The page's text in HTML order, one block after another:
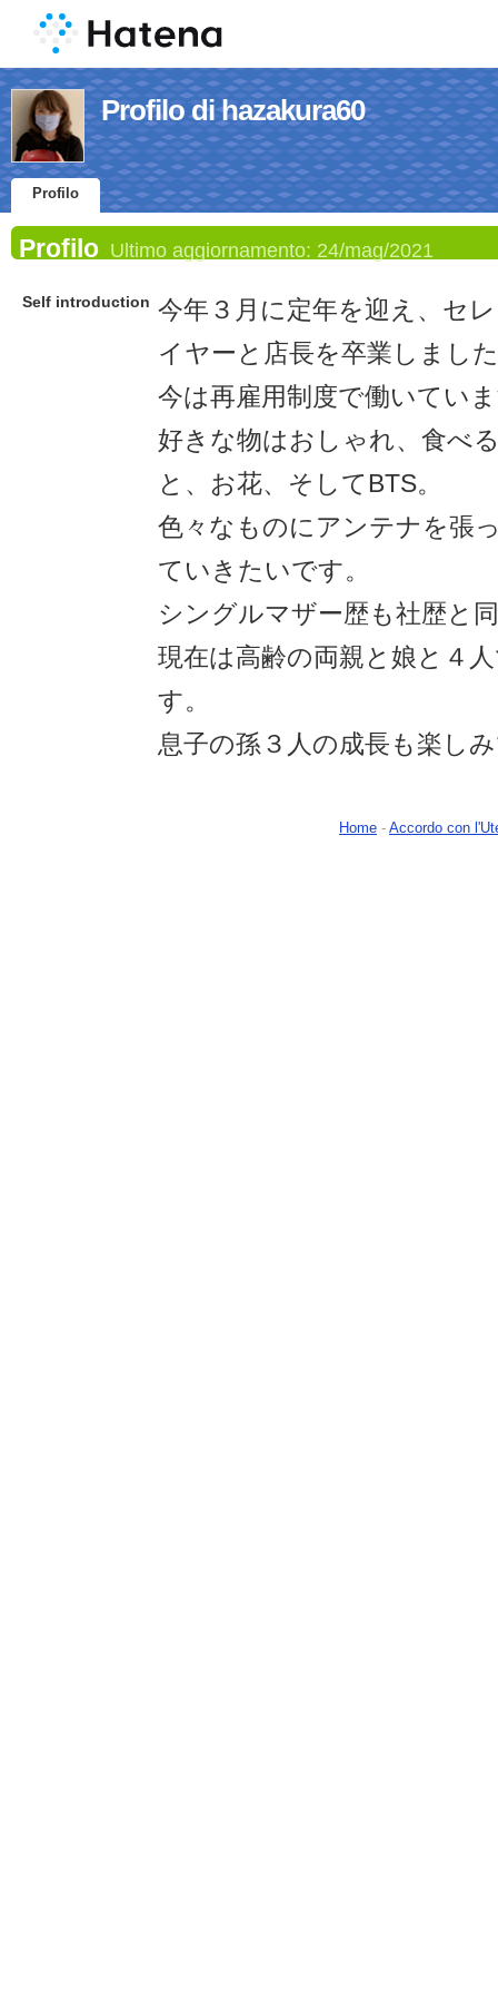
Profilo di hazakura60
Profilo
Profilo Ultimo aggiornamento: 24/mag/2021
Self introduction 今年３月に定年を迎え、セ
イヤーと店長を卒業しまし
今は再雇用制度で働いてい
好きな物はおしゃれ、食べ
と、お花、そしてBTS。
色々なものにアンテナを張
ていきたいです。
シングルマザー歴も社歴と
現在は高齢の両親と娘と４
す。
息子の孫３人の成長も楽し
Home - Accordo con